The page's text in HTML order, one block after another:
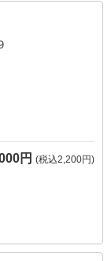
円 (税込2,200円)